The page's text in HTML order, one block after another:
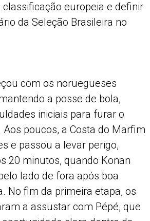
europeia e definir
da Seleção Brasileira no
com os noruegueses
a posse de bola,
iniciais para furar o
poucos, a Costa do Marfim
e passou a levar perigo,
20 minutos, quando Konan
lado de fora após boa
No fim da primeira etapa, os
a assustar com Pépé, que